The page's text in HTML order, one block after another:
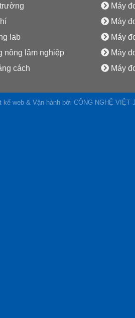
lab
nông lâm nghiệp
cách
Máy
Máy
Máy
Máy
Máy
kế web & Vận hành bởi CÔNG NGHỆ VIỆT